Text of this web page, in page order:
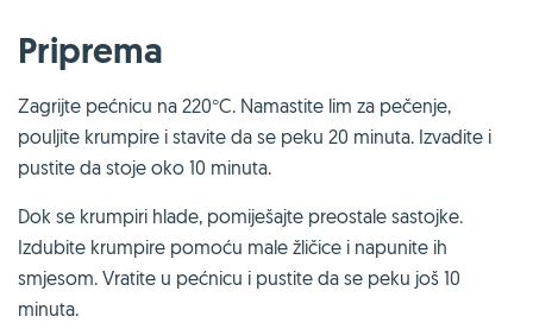
Priprema
Zagrijte pećnicu na 220°C. Namastite lim za pečenje,
pouljite krumpire i stavite da se peku 20 minuta. Izvadite i
pustite da stoje oko 10 minuta.
Dok se krumpiri hlade, pomiješajte preostale sastojke.
Izdubite krumpire pomoću male žličice i napunite ih
smjesom. Vratite u pećnicu i pustite da se peku još 10
minuta.